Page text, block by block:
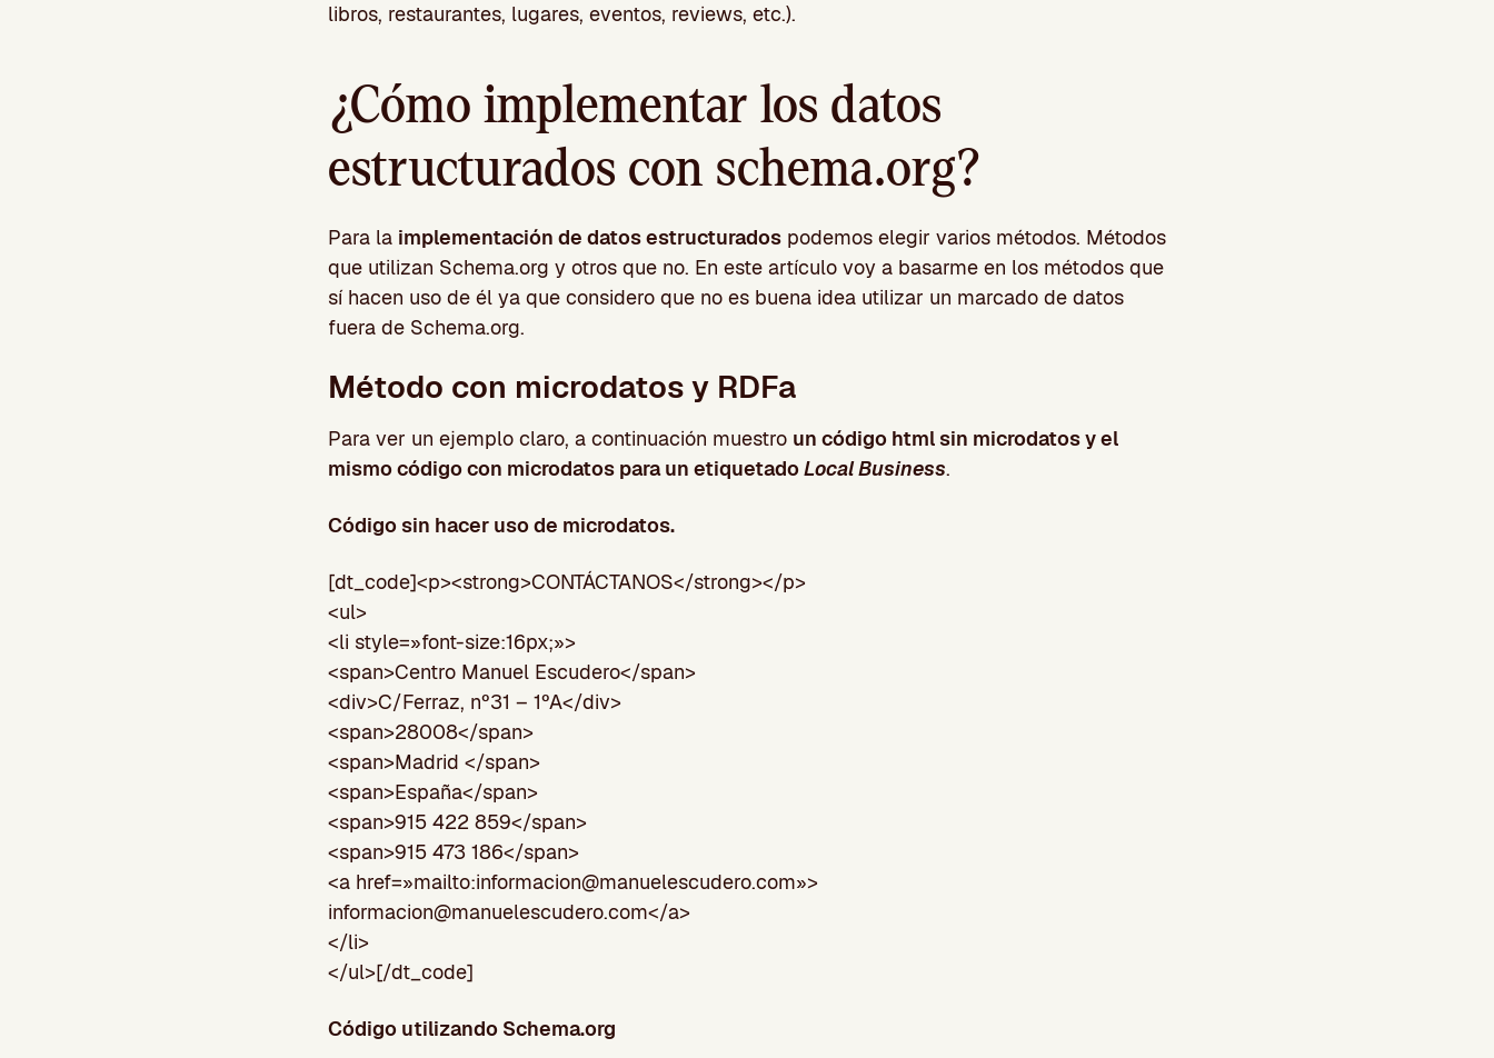
libros, restaurantes, lugares, eventos, reviews, etc.).
¿Cómo implementar los datos
estructurados con schema.org?
Para la implementación de datos estructurados podemos elegir varios métodos. Métodos
que utilizan Schema.org y otros que no. En este artículo voy a basarme en los métodos que
sí hacen uso de él ya que considero que no es buena idea utilizar un marcado de datos
fuera de Schema.org.
Método con microdatos y RDFa
Para ver un ejemplo claro, a continuación muestro un código html sin microdatos y el
mismo código con microdatos para un etiquetadoLocal Business.
Código sin hacer uso de microdatos.
[dt_code]<p><strong>CONTÁCTANOS</strong></p>
<ul>
<li style=»font-size:16px;»>
<span>Centro Manuel Escudero</span>
<div>C/Ferraz, nº31 – 1ºA</div>
<span>28008</span>
<span>Madrid </span>
<span>España</span>
<span>915 422 859</span>
<span>915 473 186</span>
<a href=»mailto:informacion@manuelescudero.com»>
informacion@manuelescudero.com</a>
</li>
</ul>[/dt_code]
Código utilizando Schema.org